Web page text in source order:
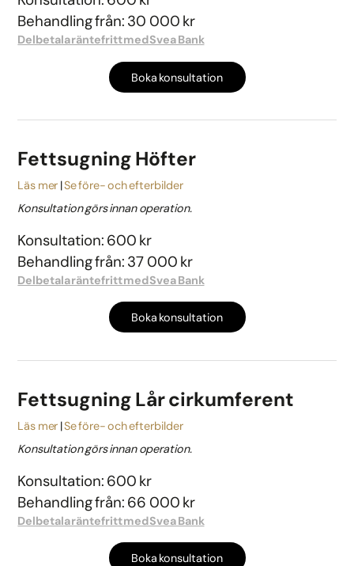
Behandling från: 30 000 kr
Delbetala räntefritt med Svea Bank
Boka konsultation
Fettsugning Höfter
Läs mer Se före- och efterbilder
Konsultation görs innan operation.
Konsultation: 600 kr
Behandling från: 37 000 kr
Delbetala räntefritt med Svea Bank
Boka konsultation
Fettsugning Lår cirkumferent
Läs mer Se före- och efterbilder
Konsultation görs innan operation.
Konsultation: 600 kr
Behandling från: 66 000 kr
Delbetala räntefritt med Svea Bank
Boka konsultation